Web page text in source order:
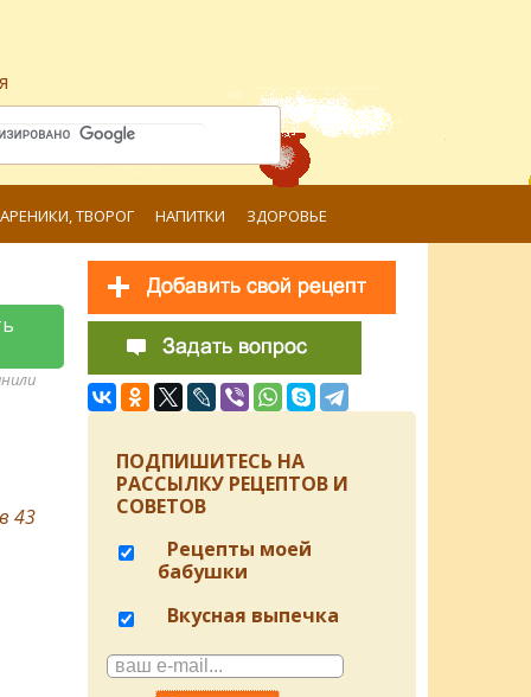
ТВОРОГ НАПИТКИ ЗДОРОВЬЕ
43
ПОДПИШИТЕСЬ НА
РАССЫЛКУ РЕЦЕПТОВ И
СОВЕТОВ
Рецепты моей
бабушки
Вкусная выпечка